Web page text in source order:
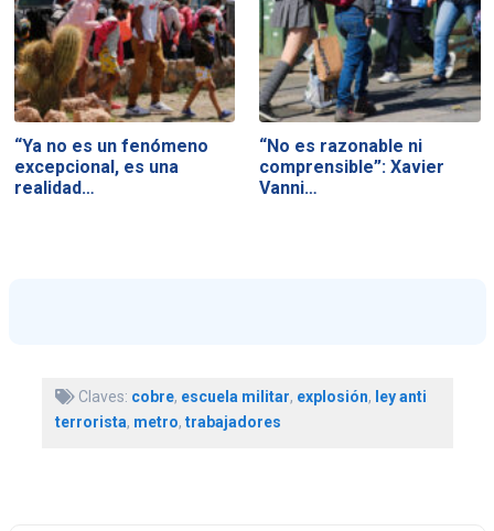
“Ya no es un fenómeno
excepcional, es una
realidad…
“No es razonable ni
comprensible”: Xavier
Vanni…
Claves: cobre, escuela militar, explosión, ley anti
terrorista, metro, trabajadores